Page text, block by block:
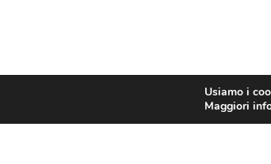
Usiamo i
Maggiori